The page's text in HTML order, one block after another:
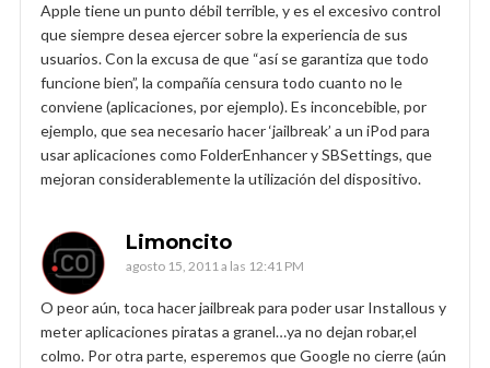
Apple tiene un punto débil terrible, y es el excesivo control
que siempre desea ejercer sobre la experiencia de sus
usuarios. Con la excusa de que “así se garantiza que todo
funcione bien”, la compañía censura todo cuanto no le
conviene (aplicaciones, por ejemplo). Es inconcebible, por
ejemplo, que sea necesario hacer ‘jailbreak’ a un iPod para
usar aplicaciones como FolderEnhancer y SBSettings, que
mejoran considerablemente la utilización del dispositivo.
Limoncito
agosto 15, 2011 a las 12:41 PM
O peor aún, toca hacer jailbreak para poder usar Installous y
meter aplicaciones piratas a granel…ya no dejan robar,el
colmo. Por otra parte, esperemos que Google no cierre (aún